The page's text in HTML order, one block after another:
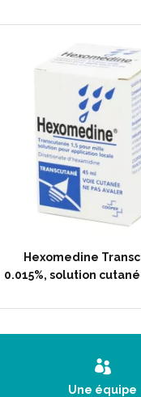
Hexomedine
0.015%, solution
Une équipe